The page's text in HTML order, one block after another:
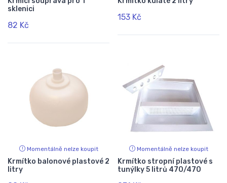
sklenici
82 Kč
153 Kč
Momentálně nelze koupit
Krmítko balonové plastové 2
litry
Momentálně nelze koupit
Krmítko stropní plastové s
tunýlky 5 litrů 470/470